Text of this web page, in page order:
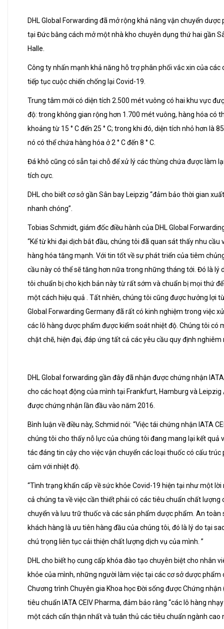
DHL Global Forwarding đã mở rộng khả năng vận chuyển
tại Đức bằng cách mở một nhà kho chuyên dụng thứ hai gần
Halle.
Công ty nhấn mạnh khả năng hỗ trợ phân phối vắc xin của các
tiếp tục cuộc chiến chống lại Covid-19.
Trung tâm mới có diện tích 2.500 mét vuông có hai khu vực
độ: trong không gian rộng hơn 1.700 mét vuông, hàng hóa có
khoảng từ 15 ° C đến 25 ° C; trong khi đó, diện tích nhỏ hơn là
nó có thể chứa hàng hóa ở 2 ° C đến 8 ° C.
Đá khô cũng có sẵn tại chỗ để xử lý các thùng chứa được làm
tích cực.
DHL cho biết cơ sở gần Sân bay Leipzig “đảm bảo thời gian
nhanh chóng”.
Tobias Schmidt, giám đốc điều hành của DHL Global
“Kể từ khi đại dịch bắt đầu, chúng tôi đã quan sát thấy nhu cầu
hàng hóa tăng mạnh. Với tin tốt về sự phát triển của tiêm
cầu này có thể sẽ tăng hơn nữa trong những tháng tới. Đó là lý
tôi chuẩn bị cho kịch bản này từ rất sớm và chuẩn bị mọi thứ
một cách hiệu quả . Tất nhiên, chúng tôi cũng được hưởng lợi
Global Forwarding Germany đã rất có kinh nghiệm trong việc
các lô hàng dược phẩm được kiểm soát nhiệt độ. Chúng tôi có
chặt chẽ, hiện đại, đáp ứng tất cả các yêu cầu quy định nghiêm
DHL Global forwarding gần đây đã nhận được chứng nhận
cho các hoạt động của mình tại Frankfurt, Hamburg và Leipzig
được chứng nhận lần đầu vào năm 2016.
Bình luận về điều này, Schmid nói: “Việc tái chứng nhận IATA
chúng tôi cho thấy nỗ lực của chúng tôi đang mang lại kết quả
tác đáng tin cậy cho việc vận chuyển các loại thuốc có cấu
cảm với nhiệt độ.
“Tình trạng khẩn cấp về sức khỏe Covid-19 hiện tại như một
cả chúng ta về việc cần thiết phải có các tiêu chuẩn chất lượng
chuyển và lưu trữ thuốc và các sản phẩm dược phẩm. An toàn
khách hàng là ưu tiên hàng đầu của chúng tôi, đó là lý do tại
chú trọng liên tục cải thiện chất lượng dịch vụ của mình. ”
DHL cho biết họ cung cấp khóa đào tạo chuyên biệt cho nhân
khỏe của mình, những người làm việc tại các cơ sở dược phẩm
Chương trình Chuyên gia Khoa học Đời sống được Chứng nhận
tiêu chuẩn IATA CEIV Pharma, đảm bảo rằng “các lô hàng
một cách cẩn thận nhất và tuân thủ các tiêu chuẩn ngành cao